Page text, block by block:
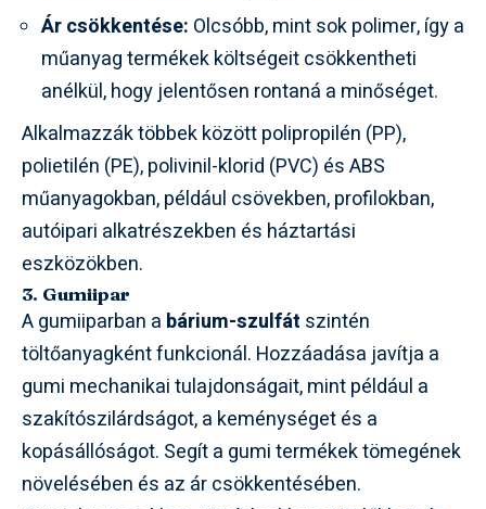
Ár csökkentése: Olcsóbb, mint sok polimer, így a
műanyag termékek költségeit csökkentheti
anélkül, hogy jelentősen rontaná a minőséget.
Alkalmazzák többek között polipropilén (PP),
polietilén (PE), polivinil-klorid (PVC) és ABS
műanyagokban, például csövekben, profilokban,
autóipari alkatrészekben és háztartási
eszközökben.
3. Gumiipar
A gumiiparban a bárium-szulfát szintén
töltőanyagként funkcionál. Hozzáadása javítja a
gumi mechanikai tulajdonságait, mint például a
szakítószilárdságot, a keménységet és a
kopásállóságot. Segít a gumi termékek tömegének
növelésében és az ár csökkentésében.